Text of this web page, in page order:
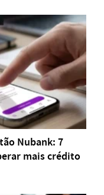
Nubank: 7
mais crédito